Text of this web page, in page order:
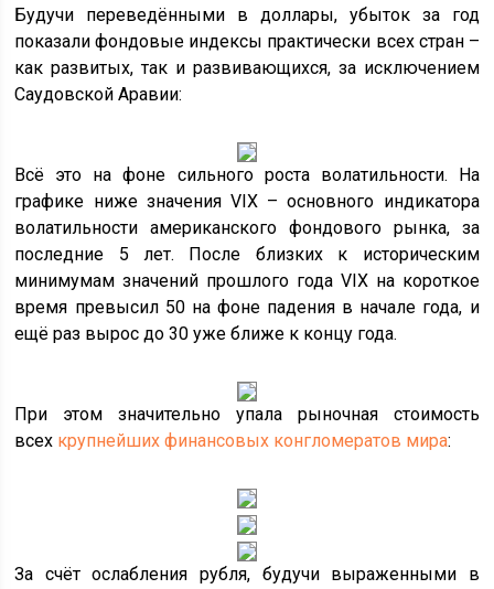
Будучи переведёнными в доллары, убыток за год
показали фондовые индексы практически всех стран –
как развитых, так и развивающихся, за исключением
Саудовской Аравии:
Всё это на фоне сильного роста волатильности. На
графике ниже значения VIX – основного индикатора
волатильности американского фондового рынка, за
последние 5 лет. После близких к историческим
минимумам значений прошлого года VIX на короткое
время превысил 50 на фоне падения в начале года, и
ещё раз вырос до 30 уже ближе к концу года.
При этом значительно упала рыночная стоимость
всех крупнейших финансовых конгломератов мира:
За счёт ослабления рубля, будучи выраженными в